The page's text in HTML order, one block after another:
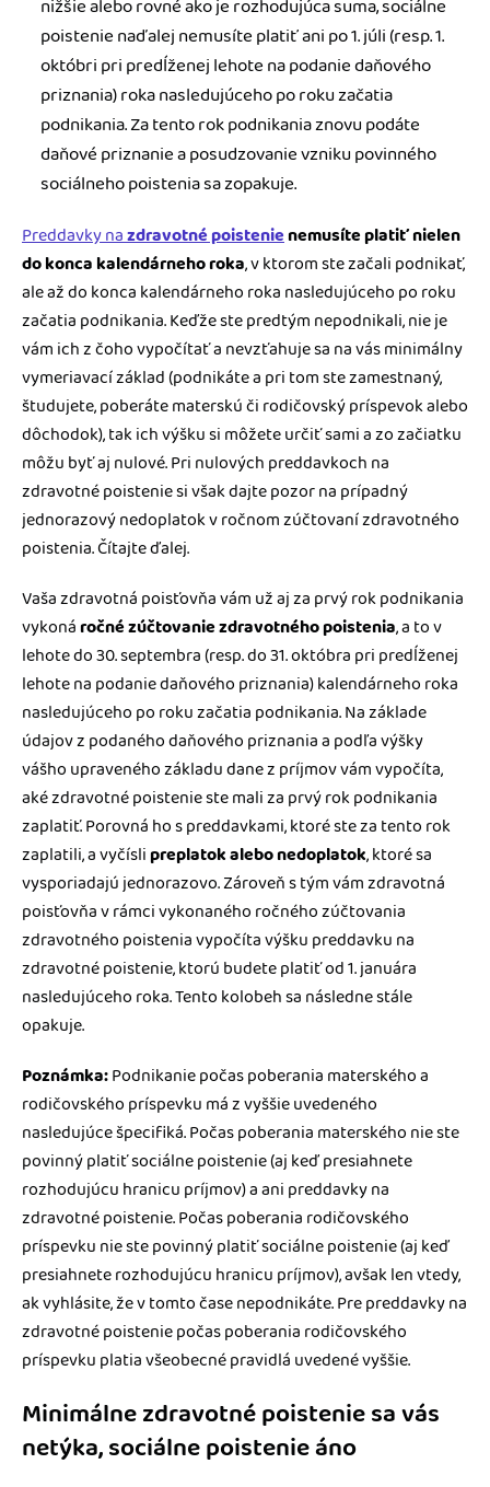
nižšie alebo rovné ako je rozhodujúca suma, sociálne
poistenie naďalej nemusíte platiť ani po 1. júli (resp. 1.
októbri pri predĺženej lehote na podanie daňového
priznania) roka nasledujúceho po roku začatia
podnikania. Za tento rok podnikania znovu podáte
daňové priznanie a posudzovanie vzniku povinného
sociálneho poistenia sa zopakuje.
Preddavky nazdravotné poistenienemusíte platiť nielen
do konca kalendárneho roka, v ktorom ste začali podnikať,
ale až do konca kalendárneho roka nasledujúceho po roku
začatia podnikania. Keďže ste predtým nepodnikali, nie je
vám ich z čoho vypočítať a nevzťahuje sa na vás minimálny
vymeriavací základ (podnikáte a pri tom ste zamestnaný,
študujete, poberáte materskú či rodičovský príspevok alebo
dôchodok), tak ich výšku si môžete určiť sami a zo začiatku
môžu byť aj nulové. Pri nulových preddavkoch na
zdravotné poistenie si však dajte pozor na prípadný
jednorazový nedoplatok v ročnom zúčtovaní zdravotného
poistenia. Čítajte ďalej.
Vaša zdravotná poisťovňa vám už aj za prvý rok podnikania
vykonáročné zúčtovanie zdravotného poistenia, a to v
lehote do 30. septembra (resp. do 31. októbra pri predĺženej
lehote na podanie daňového priznania) kalendárneho roka
nasledujúceho po roku začatia podnikania. Na základe
údajov z podaného daňového priznania a podľa výšky
vášho upraveného základu dane z príjmov vám vypočíta,
aké zdravotné poistenie ste mali za prvý rok podnikania
zaplatiť. Porovná ho s preddavkami, ktoré ste za tento rok
zaplatili, a vyčíslipreplatok alebo nedoplatok, ktoré sa
vysporiadajú jednorazovo. Zároveň s tým vám zdravotná
poisťovňa v rámci vykonaného ročného zúčtovania
zdravotného poistenia vypočíta výšku preddavku na
zdravotné poistenie, ktorú budete platiť od 1. januára
nasledujúceho roka. Tento kolobeh sa následne stále
opakuje.
Poznámka:Podnikanie počas poberania materského a
rodičovského príspevku má z vyššie uvedeného
nasledujúce špecifiká. Počas poberania materského nie ste
povinný platiť sociálne poistenie (aj keď presiahnete
rozhodujúcu hranicu príjmov) a ani preddavky na
zdravotné poistenie. Počas poberania rodičovského
príspevku nie ste povinný platiť sociálne poistenie (aj keď
presiahnete rozhodujúcu hranicu príjmov), avšak len vtedy,
ak vyhlásite, že v tomto čase nepodnikáte. Pre preddavky na
zdravotné poistenie počas poberania rodičovského
príspevku platia všeobecné pravidlá uvedené vyššie.
Minimálne zdravotné poistenie sa vás
netýka, sociálne poistenie áno